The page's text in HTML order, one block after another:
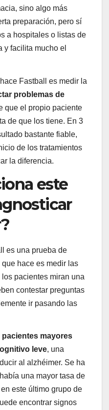
sino algo más
preparación, pero sí
a hospitales o listas de
y facilita mucho el
Fastball es medir la
problemas de
que el propio paciente
de que los tiene. En 3
bastante fiable,
de los tratamientos
la diferencia.
este
es una prueba de
hace es medir las
pacientes miran una
contestar preguntas
ir pasando las
pacientes mayores
leve, una
al alzhéimer. Se ha
una mayor tasa de
este último grupo de
encontrar signos